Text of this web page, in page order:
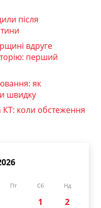
після
вдруге
перший
як
швидку
КТ: коли обстеження
Пт Сб Нд
1
2